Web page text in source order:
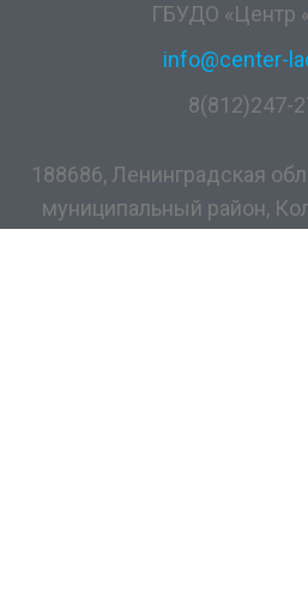
ГБУДО «Центр
info@center-
8(812)247-
188686, Ленинградская
муниципальный район,